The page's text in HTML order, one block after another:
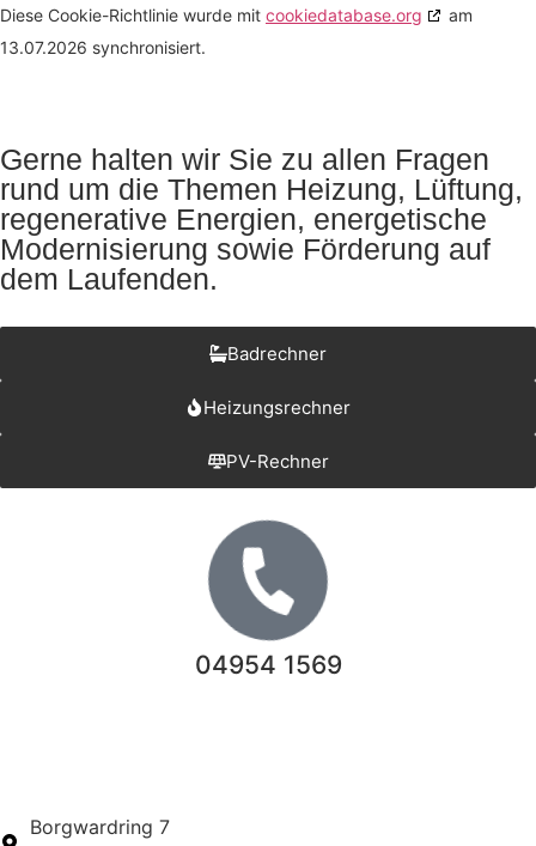
Diese Cookie-Richtlinie wurde mit cookiedatabase.org
am
13.07.2026 synchronisiert.
Gerne halten wir Sie zu allen Fragen
rund um die Themen Heizung, Lüftung,
regenerative Energien, energetische
Modernisierung sowie Förderung auf
dem Laufenden.
Badrechner
Heizungsrechner
PV-Rechner
04954 1569
Borgwardring 7